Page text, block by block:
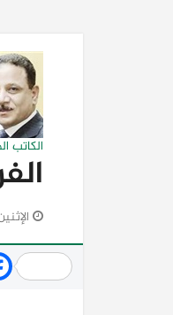
الإثنين 01/يونيو/2026 -
Facebook